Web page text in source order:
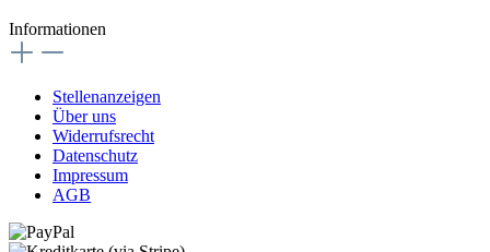
Informationen
Stellenanzeigen
Über uns
Widerrufsrecht
Datenschutz
Impressum
AGB